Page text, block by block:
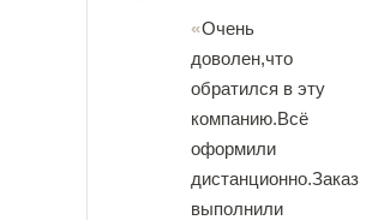
Очень
доволен,что
обратился в эту
компанию.Всё
оформили
дистанционно.Заказ
выполнили